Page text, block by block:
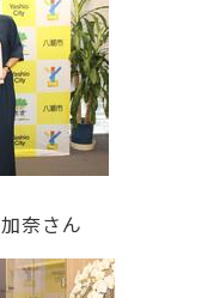
奈さん